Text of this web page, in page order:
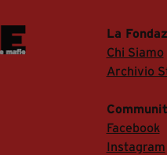
La
Chi Siamo
Archivio
Facebook
Instagram